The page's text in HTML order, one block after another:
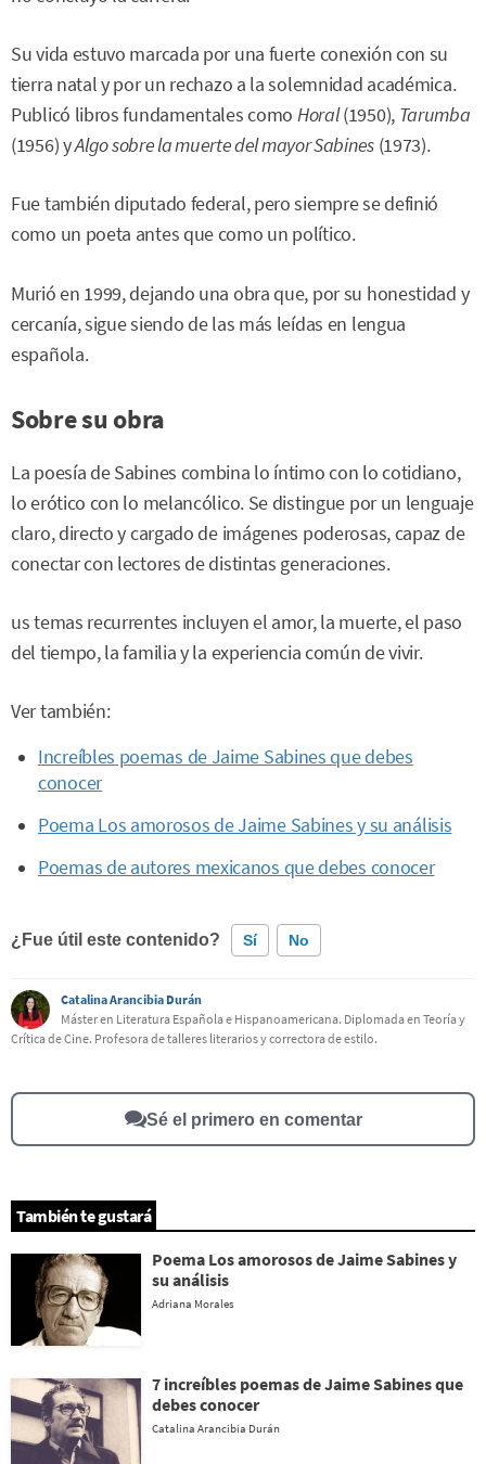
Su vida estuvo marcada por una fuerte conexión con su
tierra natal y por un rechazo a la solemnidad académica.
Publicó libros fundamentales como Horal(1950), Tarumba
(1956) yAlgo sobre la muerte del mayor Sabines(1973).
Fue también diputado federal, pero siempre se definió
como un poeta antes que como un político.
Murió en 1999, dejando una obra que, por su honestidad y
cercanía, sigue siendo de las más leídas en lengua
española.
Sobre su obra
La poesía de Sabines combina lo íntimo con lo cotidiano,
lo erótico con lo melancólico. Se distingue por un lenguaje
claro, directo y cargado de imágenes poderosas, capaz de
conectar con lectores de distintas generaciones.
us temas recurrentes incluyen el amor, la muerte, el paso
del tiempo, la familia y la experiencia común de vivir.
Ver también:
Increíbles poemas de Jaime Sabines que debes
conocer
Poema Los amorosos de Jaime Sabines y su análisis
Poemas de autores mexicanos que debes conocer
¿Fue útil este contenido? Sí No
Este contenido contiene información incorrecta
Otro
Catalina Arancibia Durán
Máster en Literatura Española e Hispanoamericana. Diplomada en Teoría y
Crítica de Cine. Profesora de talleres literarios y correctora de estilo.
Sé el primero en comentar
También te gustará
Poema Los amorosos de Jaime Sabines y
su análisis
Adriana Morales
7 increíbles poemas de Jaime Sabines que
debes conocer
Catalina Arancibia Durán